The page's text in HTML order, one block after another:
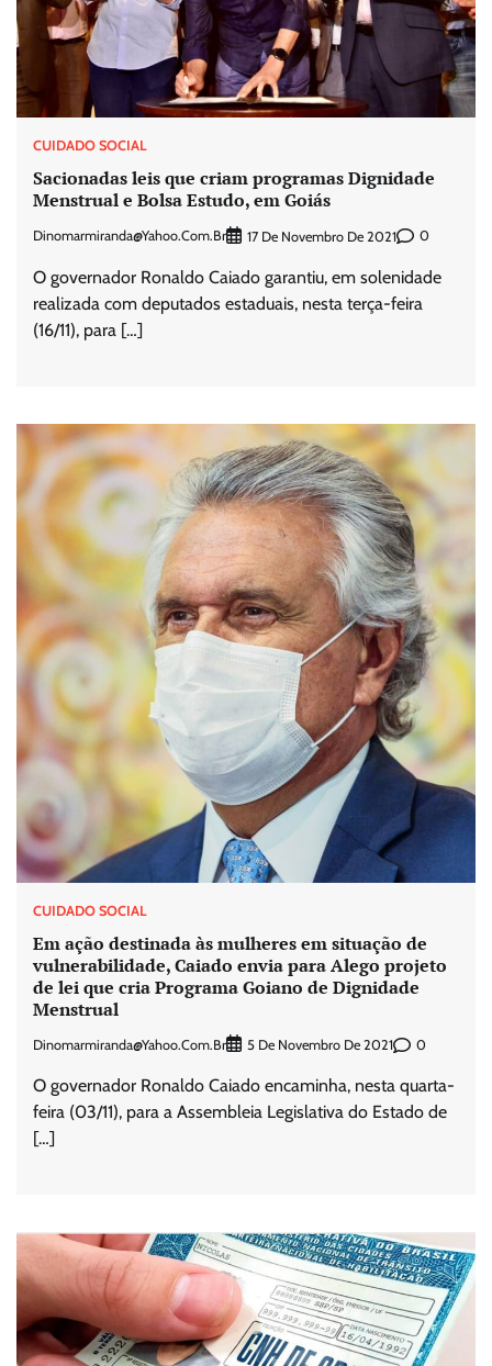
CUIDADO SOCIAL
Sacionadas leis que criam programas Dignidade
Menstrual e Bolsa Estudo, em Goiás
Dinomarmiranda@yahoo.com.br 17 De Novembro De 2021 0
O governador Ronaldo Caiado garantiu, em solenidade
realizada com deputados estaduais, nesta terça-feira
(16/11), para […]
CUIDADO SOCIAL
Em ação destinada às mulheres em situação de
vulnerabilidade, Caiado envia para Alego projeto
de lei que cria Programa Goiano de Dignidade
Menstrual
Dinomarmiranda@yahoo.com.br 5 De Novembro De 2021 0
O governador Ronaldo Caiado encaminha, nesta quarta-
feira (03/11), para a Assembleia Legislativa do Estado de
[…]